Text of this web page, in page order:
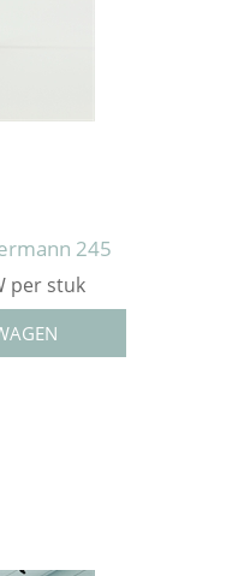
245
per stuk